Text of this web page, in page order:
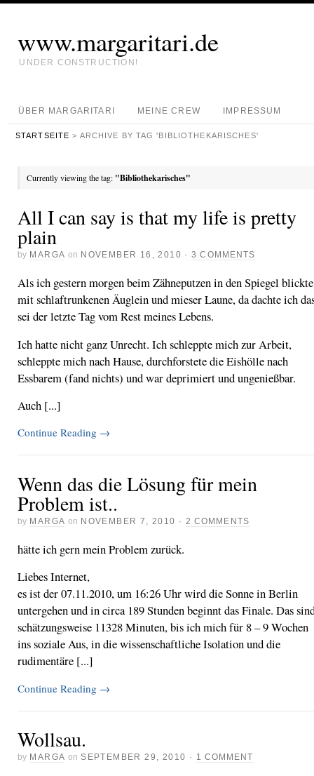
www.margaritari.de
UNDER CONSTRUCTION!
ÜBER MARGARITARI MEINE CREW IMPRESSUM
STARTSEITE > ARCHIVE BY TAG 'BIBLIOTHEKARISCHES'
Currently viewing the tag: "Bibliothekarisches"
All I can say is that my life is pretty
plain
by MARGA on NOVEMBER 16, 2010 ·3 COMMENTS
Als ich gestern morgen beim Zähneputzen in den Spiegel
mit schlaftrunkenen Äuglein und mieser Laune, da dachte ich
sei der letzte Tag vom Rest meines Lebens.
Ich hatte nicht ganz Unrecht. Ich schleppte mich zur Arbeit,
schleppte mich nach Hause, durchforstete die Eishölle nach
Essbarem (fand nichts) und war deprimiert und ungenießbar.
Auch [...]
Continue Reading →
Wenn das die Lösung für mein
Problem ist..
by MARGA on NOVEMBER 7, 2010 · 2 COMMENTS
hätte ich gern mein Problem zurück.
Liebes Internet,
es ist der 07.11.2010, um 16:26 Uhr wird die Sonne in Berlin
untergehen und in circa 189 Stunden beginnt das Finale. Das
schätzungsweise 11328 Minuten, bis ich mich für 8 – 9 Wochen
ins soziale Aus, in die wissenschaftliche Isolation und die
rudimentäre [...]
Continue Reading →
Wollsau.
by MARGA on SEPTEMBER 29, 2010 · 1 COMMENT